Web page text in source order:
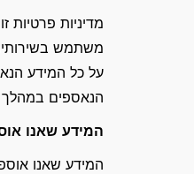
מדיניות
משתמש
על כל המידע
הנאספים במהלך
המידע שאנו
המידע שאנו